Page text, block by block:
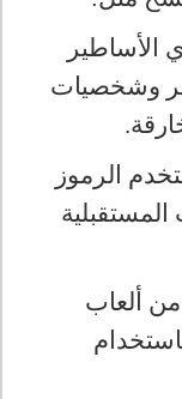
الأساطير
وشخصيات
.
الرموز
من ألعاب